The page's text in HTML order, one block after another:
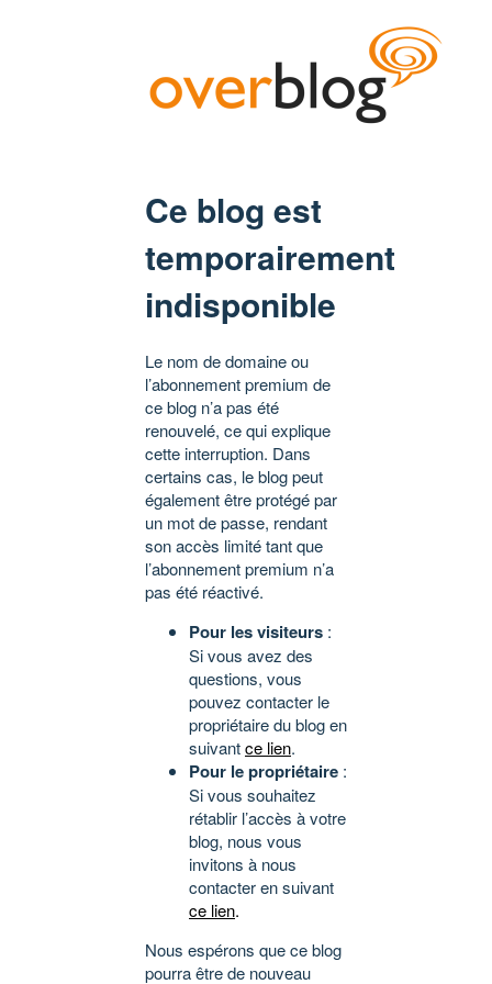
Ce blog est
temporairement
indisponible
Le nom de domaine ou
l’abonnement premium de
ce blog n’a pas été
renouvelé, ce qui explique
cette interruption. Dans
certains cas, le blog peut
également être protégé par
un mot de passe, rendant
son accès limité tant que
l’abonnement premium n’a
pas été réactivé.
Pour les visiteurs :
Si vous avez des
questions, vous
pouvez contacter le
propriétaire du blog en
suivantce lien.
Pour le propriétaire :
Si vous souhaitez
rétablir l’accès à votre
blog, nous vous
invitons à nous
contacter en suivant
ce lien.
Nous espérons que ce blog
pourra être de nouveau